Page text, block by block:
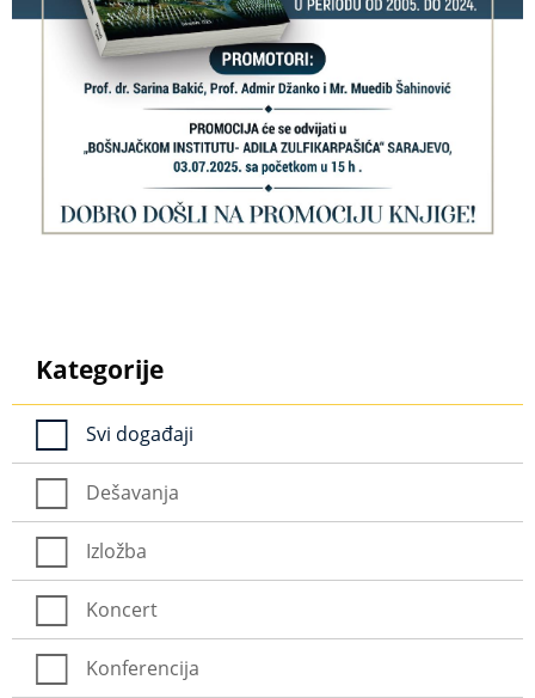
Kategorije
Svi događaji
Dešavanja
Izložba
Koncert
Konferencija